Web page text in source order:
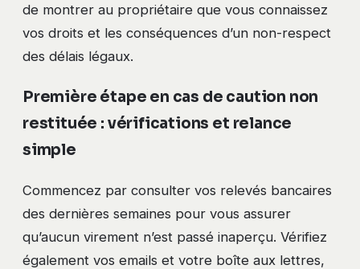
de montrer au propriétaire que vous connaissez
vos droits et les conséquences d’un non-respect
des délais légaux.
Première étape en cas de caution non
restituée : vérifications et relance
simple
Commencez par consulter vos relevés bancaires
des dernières semaines pour vous assurer
qu’aucun virement n’est passé inaperçu. Vérifiez
également vos emails et votre boîte aux lettres,